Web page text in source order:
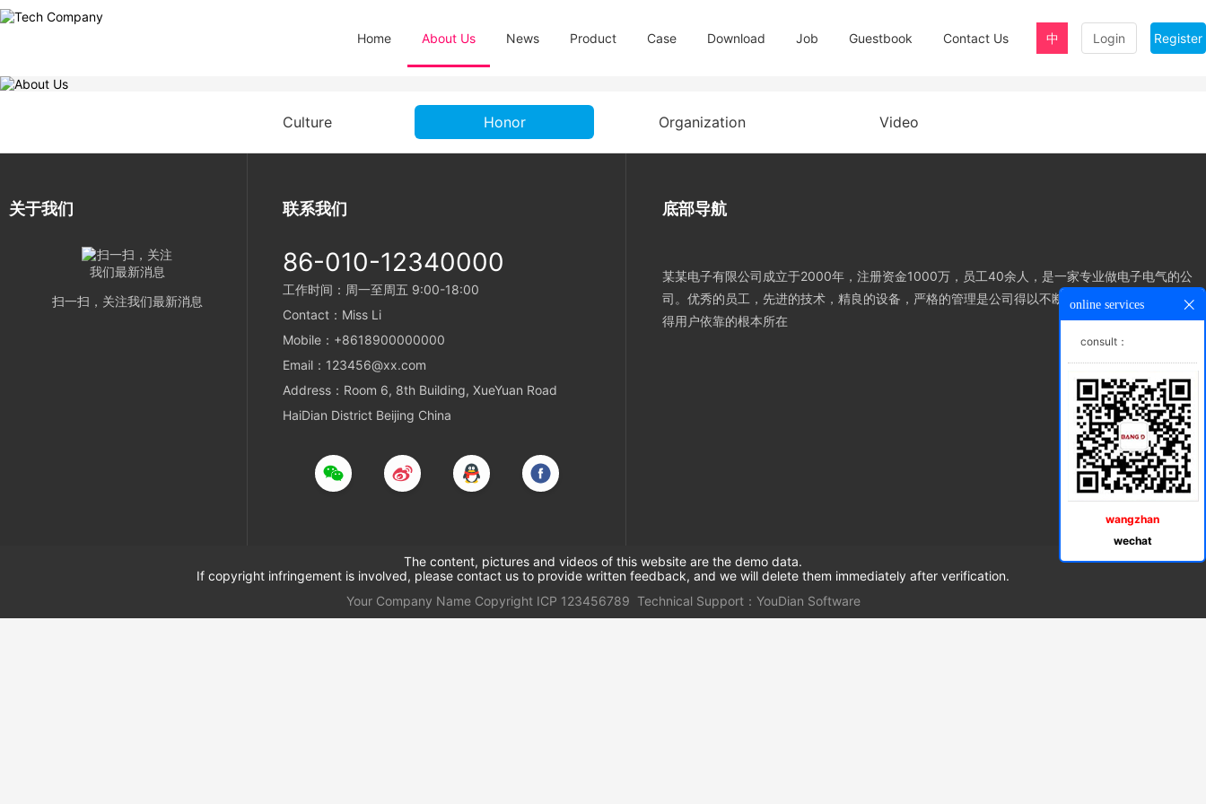
Login Register
中
Home About Us News Product Case Download Job Guestbook Contact Us
Culture Honor Organization Video
关于我们
扫一扫，关注我们最新消息
联系我们
86-010-12340000
工作时间：周一至周五 9:00-18:00
Contact：Miss Li
Mobile：+8618900000000
Email：123456@xx.com
Address：Room 6, 8th Building, XueYuan Road
HaiDian District Beijing China
底部导航
某某电子有限公司成立于2000年，注册资金1000万，员工40余人，是一家专业做电子电气的公
司。优秀的员工，先进的技术，精良的设备，严格的管理是公司得以不断发展养大、产品能够赢
得用户依靠的根本所在
The content, pictures and videos of this website are the demo data.
If copyright infringement is involved, please contact us to provide written feedback, and we will delete them immediately after verification.
Your Company NameCopyright ICP 123456789 Technical Support： YouDian Software
online services
consult：
wangzhan
wechat